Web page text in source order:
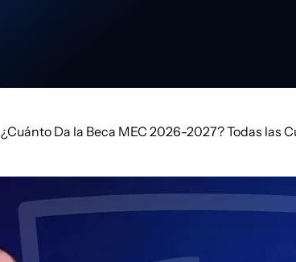
¿Cuánto Da la Beca MEC 2026-2027? Todas las